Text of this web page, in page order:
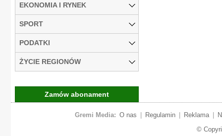
EKONOMIA I RYNEK
SPORT
PODATKI
ŻYCIE REGIONÓW
Zamów abonament
Gremi Media: O nas Regulamin Reklama
©